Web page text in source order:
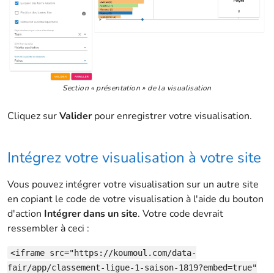
Section « présentation » de la visualisation
Cliquez surValider pour enregistrer votre visualisation.
Intégrez votre visualisation à votre site
Vous pouvez intégrer votre visualisation sur un autre site
en copiant le code de votre visualisation à l'aide du bouton
d'action Intégrer dans un site. Votre code devrait
ressembler à ceci :
<iframe src="https://koumoul.com/data-
fair/app/classement-ligue-1-saison-1819?embed=true"